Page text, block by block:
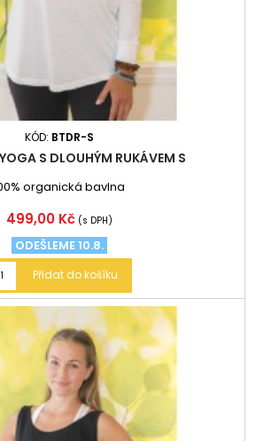
KÓD: BTDR-S
S DLOUHÝM RUKÁVEM S
organická bavlna
Cena
499,00 Kč (s DPH)
ODEŠLEME 10.8.
Přidat do košíku